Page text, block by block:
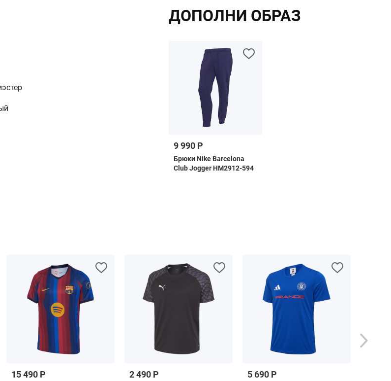
ДОПОЛНИ ОБРАЗ
9 990 Р
Брюки Nike Barcelona
Club Jogger HM2912-594
15 490 Р 2 490 Р 5 690 Р